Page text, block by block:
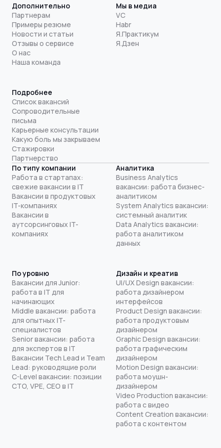
Дополнительно
Партнерам
Примеры резюме
Новости и статьи
Отзывы о сервисе
О нас
Наша команда
Мы в медиа
VC
Habr
Я.Практикум
Я.Дзен
Подробнее
Список вакансий
Сопроводительные
письма
Карьерные консультации
Какую боль мы закрываем
Стажировки
Партнерство
По типу компании
Работа в стартапах:
свежие вакансии в IT
Вакансии в продуктовых
IT-компаниях
Вакансии в
аутсорсинговых IT-
компаниях
Аналитика
Business Analytics
вакансии: работа бизнес-
аналитиком
System Analytics вакансии:
системный аналитик
Data Analytics вакансии:
работа аналитиком
данных
По уровню
Вакансии для Junior:
работа в IT для
начинающих
Middle вакансии: работа
для опытных IT-
специалистов
Senior вакансии: работа
для экспертов в IT
Вакансии Tech Lead и Team
Lead: руководящие роли
C-Level вакансии: позиции
CTO, VPE, CEO в IT
Дизайн и креатив
UI/UX Design вакансии:
работа дизайнером
интерфейсов
Product Design вакансии:
работа продуктовым
дизайнером
Graphic Design вакансии:
работа графическим
дизайнером
Motion Design вакансии:
работа моушн-
дизайнером
Video Production вакансии:
работа с видео
Content Creation вакансии:
работа с контентом